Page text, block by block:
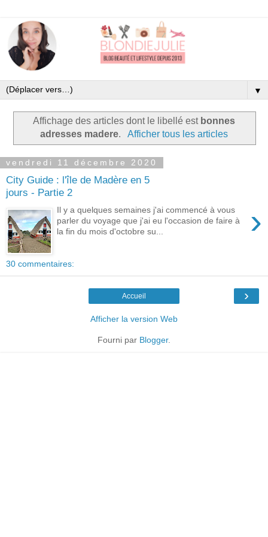
▼
Affichage des articles dont le libellé est bonnes
adresses madere. Afficher tous les articles
vendredi 11 décembre 2020
City Guide : l'île de Madère en 5
jours - Partie 2
›
Il y a quelques semaines j'ai commencé à vous
parler du voyage que j'ai eu l'occasion de faire à
la fin du mois d'octobre su...
30 commentaires:
›
Accueil
Afficher la version Web
Fourni par Blogger.